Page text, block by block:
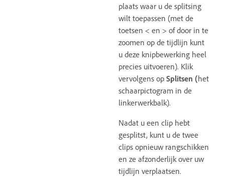
plaats waar u de splitsing
wilt toepassen (met de
toetsen < en > of door in te
zoomen op de tijdlijn kunt
u deze knipbewerking heel
precies uitvoeren). Klik
vervolgens op Splitsen (het
schaarpictogram in de
linkerwerkbalk).
Nadat u een clip hebt
gesplitst, kunt u de twee
clips opnieuw rangschikken
en ze afzonderlijk over uw
tijdlijn verplaatsen.